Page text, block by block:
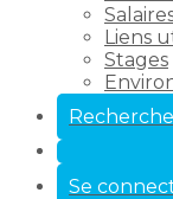
Liens
Stages
Se